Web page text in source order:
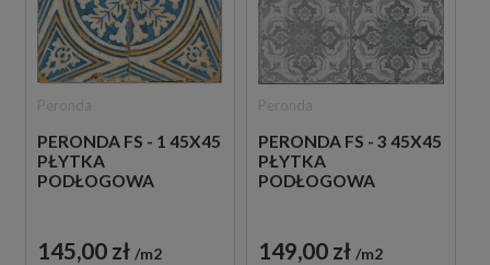
PERONDA FS - 1 45X45
PŁYTKA
PODŁOGOWA
145,00 zł m2
PERONDA FS - 3 45X45
PŁYTKA
PODŁOGOWA
149,00 zł m2